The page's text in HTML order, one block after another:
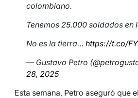
colombiano.
Tenemos 25.000 soldados en
No es la tierra… https://t.co/
— Gustavo Petro
28, 2025
Esta semana, Petro aseguró que